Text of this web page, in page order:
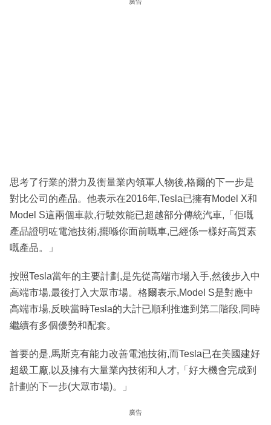
思考了行業的潛力及衡量業內領軍人物後,格爾的下一步是
對比公司的產品。他表示在2016年,Tesla已擁有Model X和
Model S這兩個車款,行駛效能已超越部分傳統汽車,「佢嘅
產品證明咗電池技術,擺喺你面前嘅車,已經係一樣好高質素
嘅產品。」
按照Tesla當年的主要計劃,是先從高端市場入手,然後步入中
高端市場,最後打入大眾市場。格爾表示,Model S是對應中
高端市場,反映當時Tesla的大計已順利推進到第二階段,同時
繼續有多個優勢和配套。
首要的是,馬斯克有能力改善電池技術,而Tesla已在美國建好
超級工廠,以及擁有大量業內技術和人才,「好大機會完成到
計劃的下一步(大眾市場)。」
廣告